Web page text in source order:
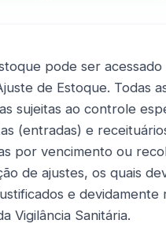
pode ser
de Estoque. Todas
sujeitas ao controle
(entradas) e
por vencimento ou
de ajustes, os quais
e devidamente
Vigilância Sanitária.